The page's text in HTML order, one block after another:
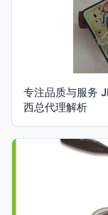
专注品质与服务
西总代理解析